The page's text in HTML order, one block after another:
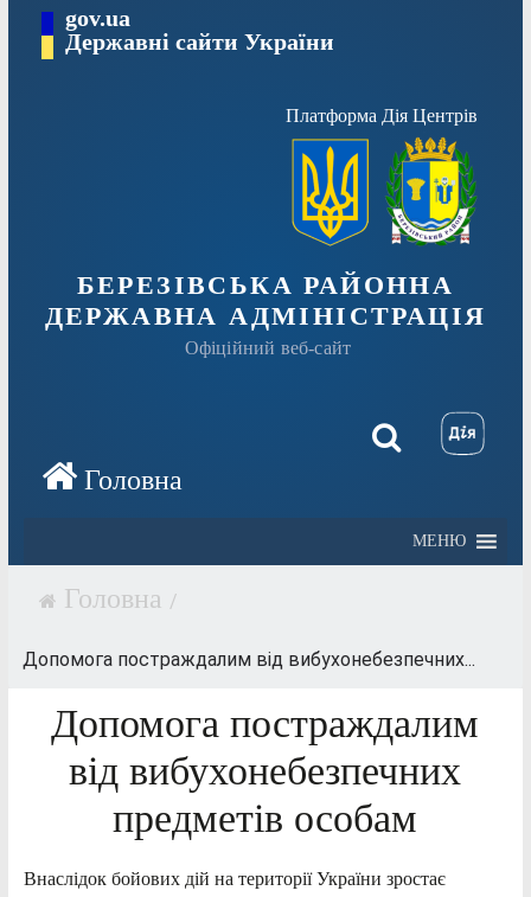
Перейтиgov.ua
Державні сайти України
Платформа Дія Центрів
БЕРЕЗІВСЬКА РАЙОННА
ДЕРЖАВНА АДМІНІСТРАЦІЯ
Офіційний веб-сайт
МЕНЮ
/
Допомога постраждалим від вибухонебезпечних...
Допомога постраждалим
від вибухонебезпечних
предметів особам
Внаслідок бойових дій на території України зростає